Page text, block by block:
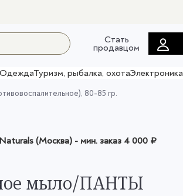
Стать
продавцом
ОдеждаТуризм, рыбалка, охотаЭлектроника
80-85 гр.
(Москва)- мин. заказ4 000 ₽
мыло/ПАНТЫ